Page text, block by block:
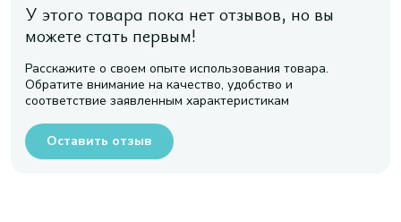
У этого товара пока нет отзывов, но вы
можете стать первым!
Расскажите о своем опыте использования товара.
Обратите внимание на качество, удобство и
соответствие заявленным характеристикам
Оставить отзыв